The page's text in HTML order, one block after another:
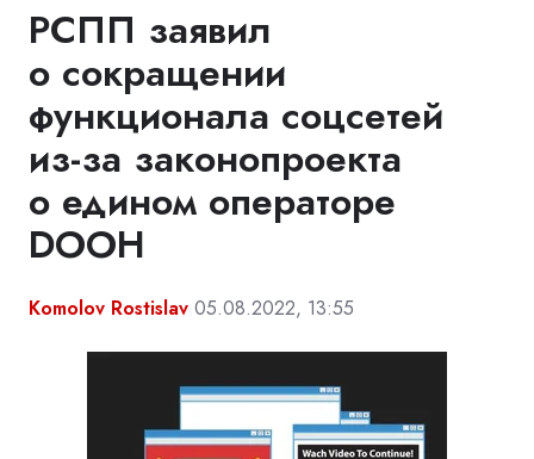
РСПП заявил
о сокращении
функционала соцсетей
из-за законопроекта
о едином операторе
DOOH
Komolov Rostislav 05.08.2022, 13:55